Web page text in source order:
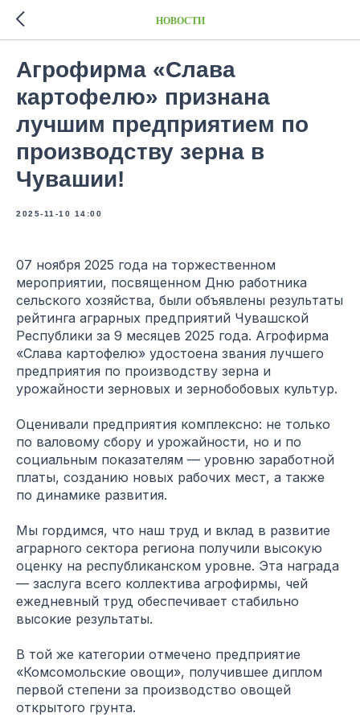
НОВОСТИ
Агрофирма «Слава
картофелю» признана
лучшим предприятием по
производству зерна в
Чувашии!
2025-11-10 14:00
07 ноября 2025 года на торжественном
мероприятии, посвященном Дню работника
сельского хозяйства, были объявлены результаты
рейтинга аграрных предприятий Чувашской
Республики за 9 месяцев 2025 года. Агрофирма
«Слава картофелю» удостоена звания лучшего
предприятия по производству зерна и
урожайности зерновых и зернобобовых культур.
Оценивали предприятия комплексно: не только
по валовому сбору и урожайности, но и по
социальным показателям — уровню заработной
платы, созданию новых рабочих мест, а также
по динамике развития.
Мы гордимся, что наш труд и вклад в развитие
аграрного сектора региона получили высокую
оценку на республиканском уровне. Эта награда
— заслуга всего коллектива агрофирмы, чей
ежедневный труд обеспечивает стабильно
высокие результаты.
В той же категории отмечено предприятие
«Комсомольские овощи», получившее диплом
первой степени за производство овощей
открытого грунта.